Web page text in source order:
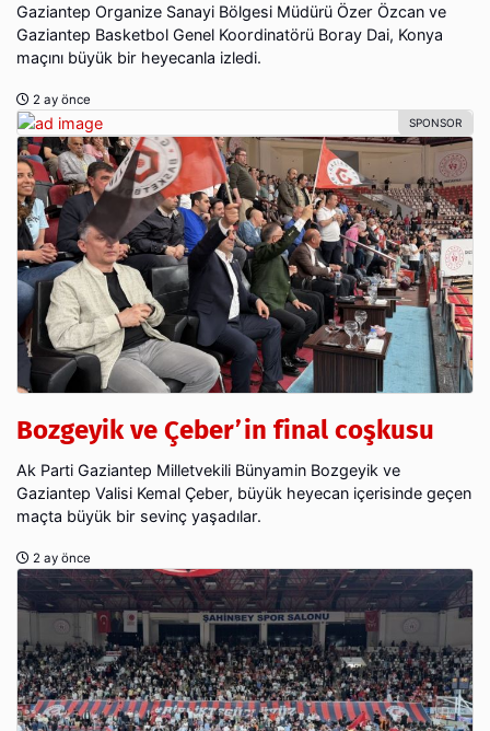
Gaziantep Organize Sanayi Bölgesi Müdürü Özer Özcan ve
Gaziantep Basketbol Genel Koordinatörü Boray Dai, Konya
maçını büyük bir heyecanla izledi.
2 ay önce
Bozgeyik ve Çeber’in final coşkusu
Ak Parti Gaziantep Milletvekili Bünyamin Bozgeyik ve
Gaziantep Valisi Kemal Çeber, büyük heyecan içerisinde geçen
maçta büyük bir sevinç yaşadılar.
2 ay önce